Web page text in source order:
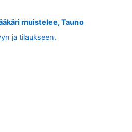
muistelee, Tauno
ja tilaukseen.